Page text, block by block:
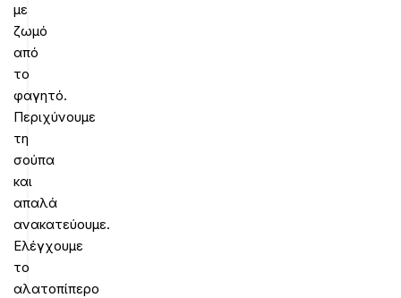
με
ζωμό
από
το
φαγητό.
Περιχύνουμε
τη
σούπα
και
απαλά
ανακατεύουμε.
Ελέγχουμε
το
αλατοπίπερο